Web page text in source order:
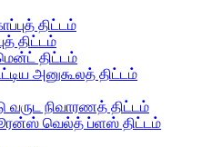
திட்டம்
திட்டம்
திட்டம்
அனுகூலத் திட்டம்
வருட நிவாரணத் திட்டம்
வெல்த் ப்ளஸ் திட்டம்